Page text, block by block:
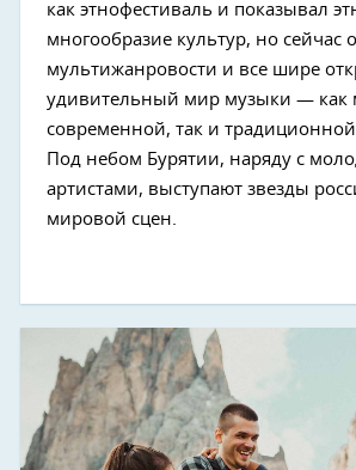
как этнофестиваль и показывал
многообразие культур, но сейчас
мультижанровости и все шире
удивительный мир музыки — как
современной, так и
Под небом Бурятии, наряду с
артистами, выступают звезды
мировой сцен.